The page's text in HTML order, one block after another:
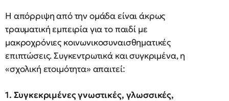
Η απόρριψη από την ομάδα είναι άκρως
τραυματική εμπειρία για το παιδί με
μακροχρόνιες κοινωνικοσυναισθηματικές
επιπτώσεις. Συγκεντρωτικά και συγκριμένα, η
«σχολική ετοιμότητα» απαιτεί:
1. Συγκεκριμένες γνωστικές, γλωσσικές,